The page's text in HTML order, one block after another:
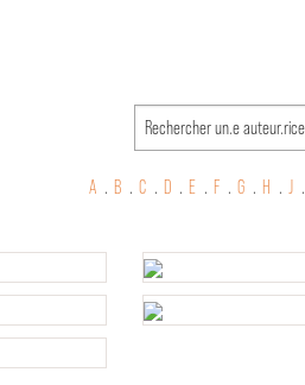
A . B . C . D . E . F . G . H . J .